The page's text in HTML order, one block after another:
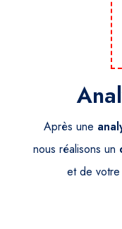
Après une
nous réalisons un
et de votre